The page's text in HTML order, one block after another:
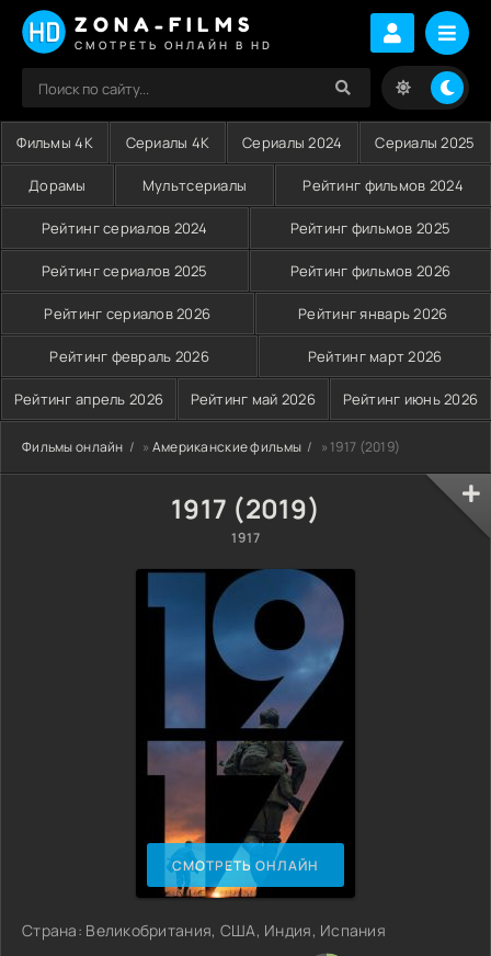
ZONA-FILMS
СМОТРЕТЬ ОНЛАЙН В HD
Фильмы 4K Сериалы 4K Сериалы 2024 Сериалы 2025
Дорамы Мультсериалы Рейтинг фильмов 2024
Рейтинг сериалов 2024 Рейтинг фильмов 2025
Рейтинг сериалов 2025 Рейтинг фильмов 2026
Рейтинг сериалов 2026 Рейтинг январь 2026
Рейтинг февраль 2026 Рейтинг март 2026
Рейтинг апрель 2026 Рейтинг май 2026 Рейтинг июнь 2026
Фильмы онлайн » Американские фильмы » 1917 (2019)
1917 (2019)
1917
СМОТРЕТЬ ОНЛАЙН
Страна: Великобритания, США, Индия, Испания